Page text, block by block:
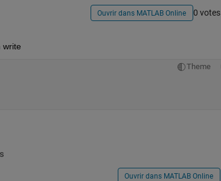
Ouvrir dans MATLAB Online 0 votes
write
Theme
Ouvrir dans MATLAB Online